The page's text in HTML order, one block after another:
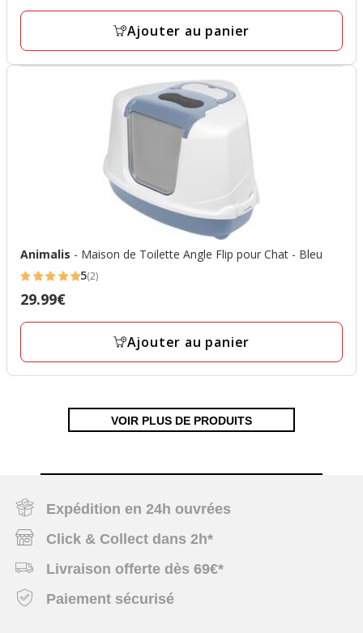
avec
avis
prix
final
Ajouter au panier
Animalis - Maison de Toilette Angle Flip pour Chat - Bleu
5
étoiles
avec
avis
5(2)
Prix
29.99€
Ajouter au panier
VOIR PLUS DE PRODUITS
Expédition en 24h ouvrées
Click & Collect dans 2h*
Livraison offerte dès 69€*
Paiement sécurisé